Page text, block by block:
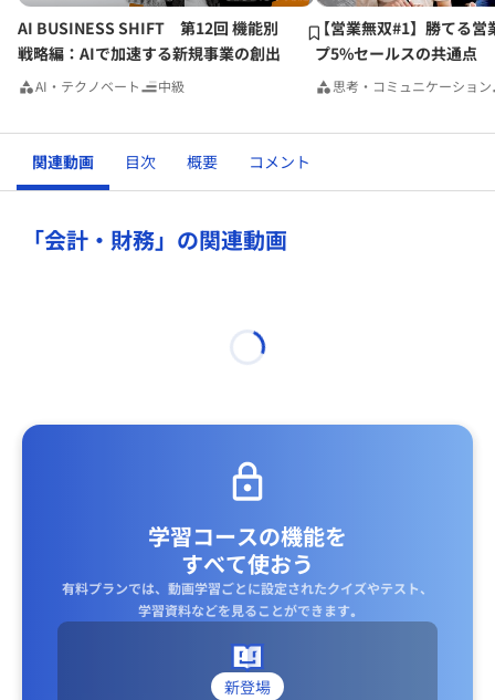
AI BUSINESS SHIFT 第12回 機能別
戦略編：AIで加速する新規事業の創出
AI・テクノベート 中級
【営業無双#1】勝てる営
プ5%セールスの共通点
思考・コミュニケーション
関連動画 目次 概要 コメント
「会計・財務」の関連動画
学習コースの機能を
すべて使おう
有料プランでは、動画学習ごとに設定されたクイズやテスト、
学習資料などを見ることができます｡
新登場